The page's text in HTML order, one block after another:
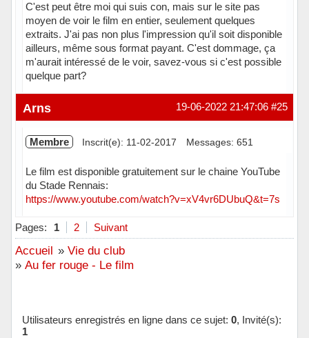
C'est peut être moi qui suis con, mais sur le site pas
moyen de voir le film en entier, seulement quelques
extraits. J'ai pas non plus l'impression qu'il soit disponible
ailleurs, même sous format payant. C'est dommage, ça
m'aurait intéressé de le voir, savez-vous si c'est possible
quelque part?
Hors ligne #25
19-06-2022 21:47:06
Arns
Membre Inscrit(e): 11-02-2017 Messages: 651
Le film est disponible gratuitement sur le chaine YouTube
du Stade Rennais:
https://www.youtube.com/watch?v=xV4vr6DUbuQ&t=7s
Hors ligne
Pages: 1 2 Suivant
Accueil » Vie du club
» Au fer rouge - Le film
Utilisateurs enregistrés en ligne dans ce sujet: 0, Invité(s):
1